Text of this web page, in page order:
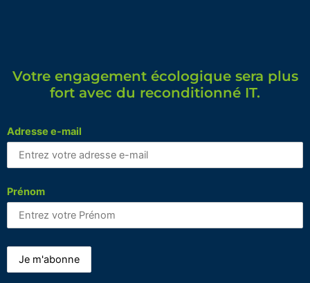
Votre engagement écologique sera plus
fort avec du reconditionné IT.
Adresse e-mail
Prénom